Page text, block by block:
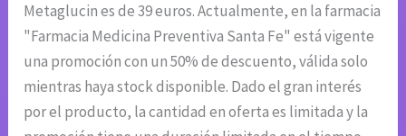
Metaglucin es de 39 euros. Actualmente, en la farmacia
"Farmacia Medicina Preventiva Santa Fe" está vigente
una promoción con un 50% de descuento, válida solo
mientras haya stock disponible. Dado el gran interés
por el producto, la cantidad en oferta es limitada y la